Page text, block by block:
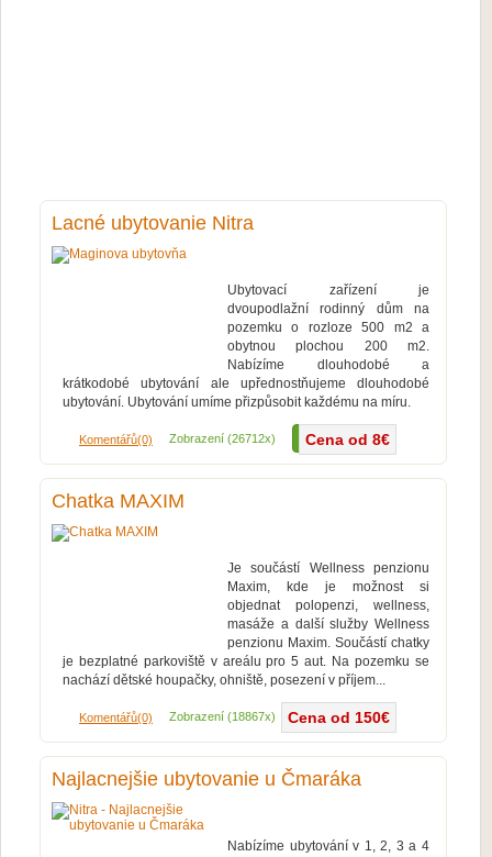
Lacné ubytovanie Nitra
Cena od 8€
Ubytovací zařízení je
dvoupodlažní rodinný dům na
pozemku o rozloze 500 m2 a
obytnou plochou 200 m2.
Nabízíme dlouhodobé a
krátkodobé ubytování ale upřednostňujeme dlouhodobé
ubytování. Ubytování umíme přizpůsobit každému na míru.
Komentářů(0) Zobrazení (26712x) Více...
Chatka MAXIM
Cena od 150€
Je součástí Wellness penzionu
Maxim, kde je možnost si
objednat polopenzi, wellness,
masáže a další služby Wellness
penzionu Maxim. Součástí chatky
je bezplatné parkoviště v areálu pro 5 aut. Na pozemku se
nachází dětské houpačky, ohniště, posezení v příjem...
Komentářů(0) Zobrazení (18867x) Více...
Najlacnejšie ubytovanie u Čmaráka
Nabízíme ubytování v 1, 2, 3 a 4